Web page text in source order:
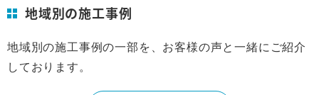
地域別の施工事例
地域別の施工事例の一部を、お客様の声と一緒にご紹介
しております。